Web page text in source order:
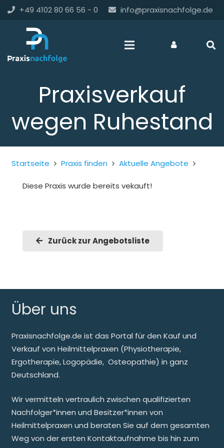
+49 4102 80 66 56 - 0 info@praxisnachfolge.de
Praxisverkauf
wegen Ruhestand
Startseite Praxis finden Aktuelle Angebote
Diese Praxis wurde bereits vekauft!
Zurück zur Angebotsliste
Über uns
Praxisnachfolge.de ist das Portal für den Kauf und
Verkauf von Heilmittelpraxen (Physiotherapie,
Ergotherapie, Logopädie, Osteopathie) in ganz
Deutschland.
Wir vermitteln vertraulich zwischen qualifizierten
Nachfolger*innen und Besitzer*innen von
Heilmittelpraxen und beraten Sie auf dem gesamten
Weg von der ersten Kontaktaufnahme bis hin zum